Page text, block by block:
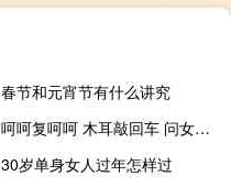
春节和元宵节有什么讲究
呵呵复呵呵 木耳敲回车 问女何所思 问女何所忆
30岁单身女人过年怎样过